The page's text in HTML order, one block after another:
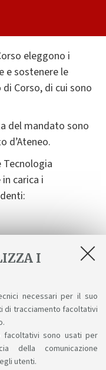
I
necessari per il suo
di tracciamento facoltativi
sono usati per
della comunicazione
utenti.
eleggono i
e sostenere le
Corso, di cui sono
del mandato sono
d’Ateneo.
Tecnologia
carica i